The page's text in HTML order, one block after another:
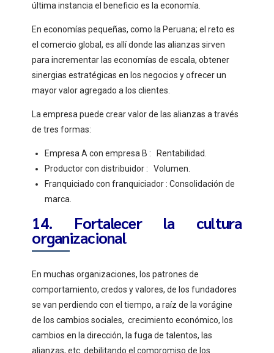
última instancia el beneficio es la economía.
En economías pequeñas, como la Peruana; el reto es
el comercio global, es allí donde las alianzas sirven
para incrementar las economías de escala, obtener
sinergias estratégicas en los negocios y ofrecer un
mayor valor agregado a los clientes.
La empresa puede crear valor de las alianzas a través
de tres formas:
Empresa A con empresa B : Rentabilidad.
Productor con distribuidor : Volumen.
Franquiciado con franquiciador : Consolidación de
marca.
14. Fortalecer la cultura
organizacional
En muchas organizaciones, los patrones de
comportamiento, credos y valores, de los fundadores
se van perdiendo con el tiempo, a raíz de la vorágine
de los cambios sociales, crecimiento económico, los
cambios en la dirección, la fuga de talentos, las
alianzas, etc. debilitando el compromiso de los